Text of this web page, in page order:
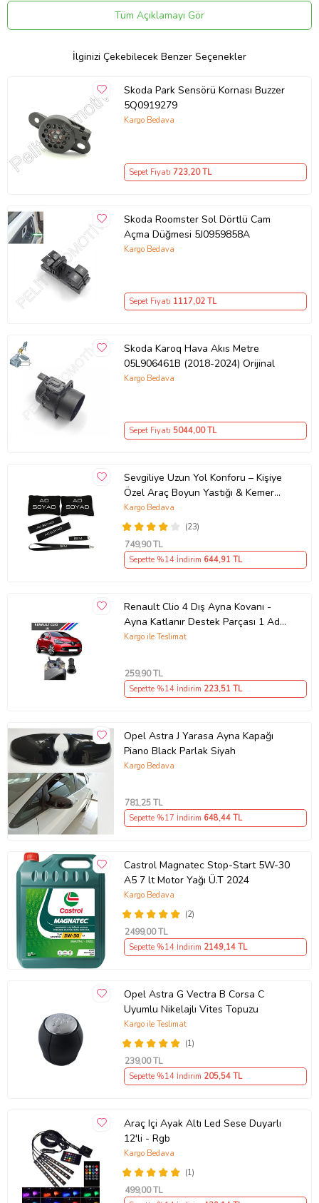
Skoda Rapid (2013 - 2022) Yılları Arası Uyumludur.
Skoda Superb (2015 - 2024) Yılları Arası Uyumludur.
Aracınıza Uyumlu Olduğundan Emin Değilseniz Aracınızın Şase
Numarasını Yazarak Tarafımızdan Bilgi Alabilirsiniz.
Resimler Ürüne Ait Olup Kendi Çekimlerimizdir.
Siparişleriniz Kontrol Edildikten Sonra Özenle Paketlenip Anlaşmalı
Kargo Firmasıyla Tarafınıza Gönderimi Sağlanmaktadır.
Pelit Otomotiv Olarak Satış Öncesi Ve Satış Sonrası Deneyimli
Personelimizle Hizmetinizdeyiz.
Tüm Açıklamayı Gör
İlginizi Çekebilecek Benzer Seçenekler
Skoda Park Sensörü Kornası Buzzer
5Q0919279
Kargo Bedava
Sepet Fiyatı 723,20 TL
Skoda Roomster Sol Dörtlü Cam
Açma Düğmesi 5J0959858A
Kargo Bedava
Sepet Fiyatı 1117,02 TL
Skoda Karoq Hava Akıs Metre
05L906461B (2018-2024) Orijinal
Kargo Bedava
Sepet Fiyatı 5044,00 TL
Sevgiliye Uzun Yol Konforu – Kişiye
Özel Araç Boyun Yastığı & Kemer
Pedi Hediye Seti
(23)
Kargo Bedava
749,90 TL
Sepette %14 İndirim 644,91 TL
Renault Clio 4 Dış Ayna Kovanı -
Ayna Katlanır Destek Parçası 1 Adet
490307706 M3625
Kargo ile Teslimat
259,90 TL
Sepette %14 İndirim 223,51 TL
Opel Astra J Yarasa Ayna Kapağı
Piano Black Parlak Siyah
Kargo Bedava
781,25 TL
Sepette %17 İndirim 648,44 TL
Castrol Magnatec Stop-Start 5W-30
A5 7 lt Motor Yağı Ü.T 2024
(2)
Kargo Bedava
2499,00 TL
Sepette %14 İndirim 2149,14 TL
Opel Astra G Vectra B Corsa C
Uyumlu Nikelajlı Vites Topuzu
(1)
Kargo ile Teslimat
239,00 TL
Sepette %14 İndirim 205,54 TL
Araç Içi Ayak Altı Led Sese Duyarlı
12'li - Rgb
(1)
Kargo Bedava
499,00 TL